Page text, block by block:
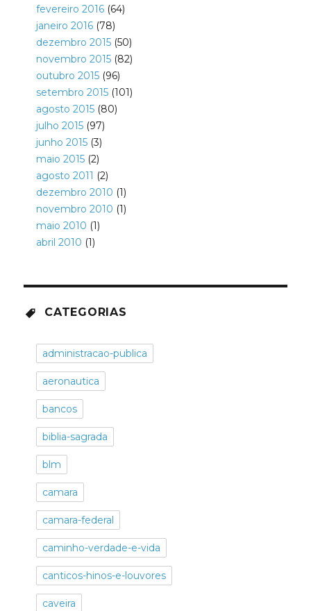
fevereiro 2016(64)
janeiro 2016(78)
dezembro 2015(50)
novembro 2015(82)
outubro 2015(96)
setembro 2015(101)
agosto 2015(80)
julho 2015(97)
junho 2015(3)
maio 2015(2)
agosto 2011 (2)
dezembro 2010 (1)
novembro 2010 (1)
maio 2010 (1)
abril 2010 (1)
CATEGORIAS
administracao-publica
aeronautica
bancos
biblia-sagrada
blm
camara
camara-federal
caminho-verdade-e-vida
canticos-hinos-e-louvores
caveira